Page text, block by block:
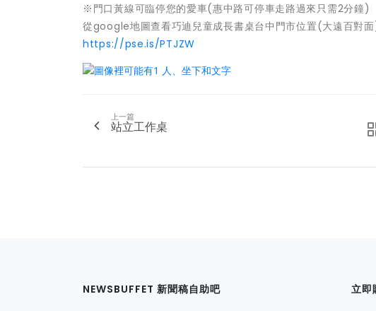
※門口黃線可臨停您的愛車(惠中路可停車走路過來只需2分鐘)
從google地圖查看巧迪兒童成長書桌台中門市位置(大遠百對
https://pse.is/PTJZW
上一篇
站立工作桌
NEWSBUFFET 新聞稿自助吧 立即